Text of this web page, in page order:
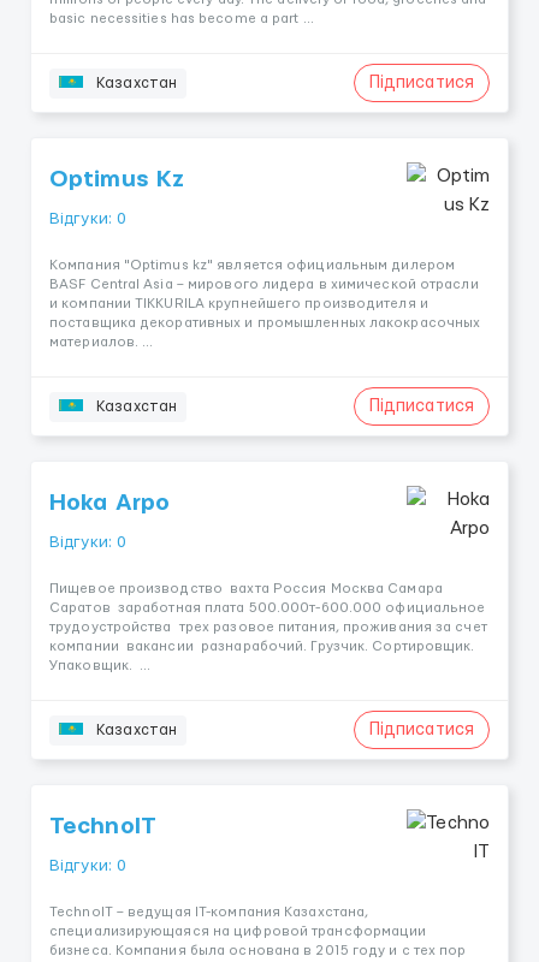
basic necessities has become a part ...
Казахстан Підписатися
Optimus Kz
Відгуки: 0
Компания "Optimus kz" является официальным дилером
BASF Central Asia – мирового лидера в химической отрасли
и компании TIKKURILA крупнейшего производителя и
поставщика декоративных и промышленных лакокрасочных
материалов. ...
Казахстан Підписатися
Hoka Arpo
Відгуки: 0
Пищевое производство вахта Россия Москва Самара
Саратов заработная плата 500.000т-600.000 официальное
трудоустройства трех разовое питания, проживания за счет
компании вакансии разнарабочий. Грузчик. Сортировщик.
Упаковщик. ...
Казахстан Підписатися
TechnoIT
Відгуки: 0
TechnoIT – ведущая IT-компания Казахстана,
специализирующаяся на цифровой трансформации
бизнеса. Компания была основана в 2015 году и с тех пор